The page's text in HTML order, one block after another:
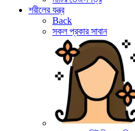
শরীলের যন্ত্র
Back
সকল প্রকার সাবান